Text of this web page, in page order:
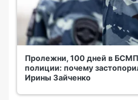
Пролежни, 100 дней в
полиции: почему
Ирины Зайченко